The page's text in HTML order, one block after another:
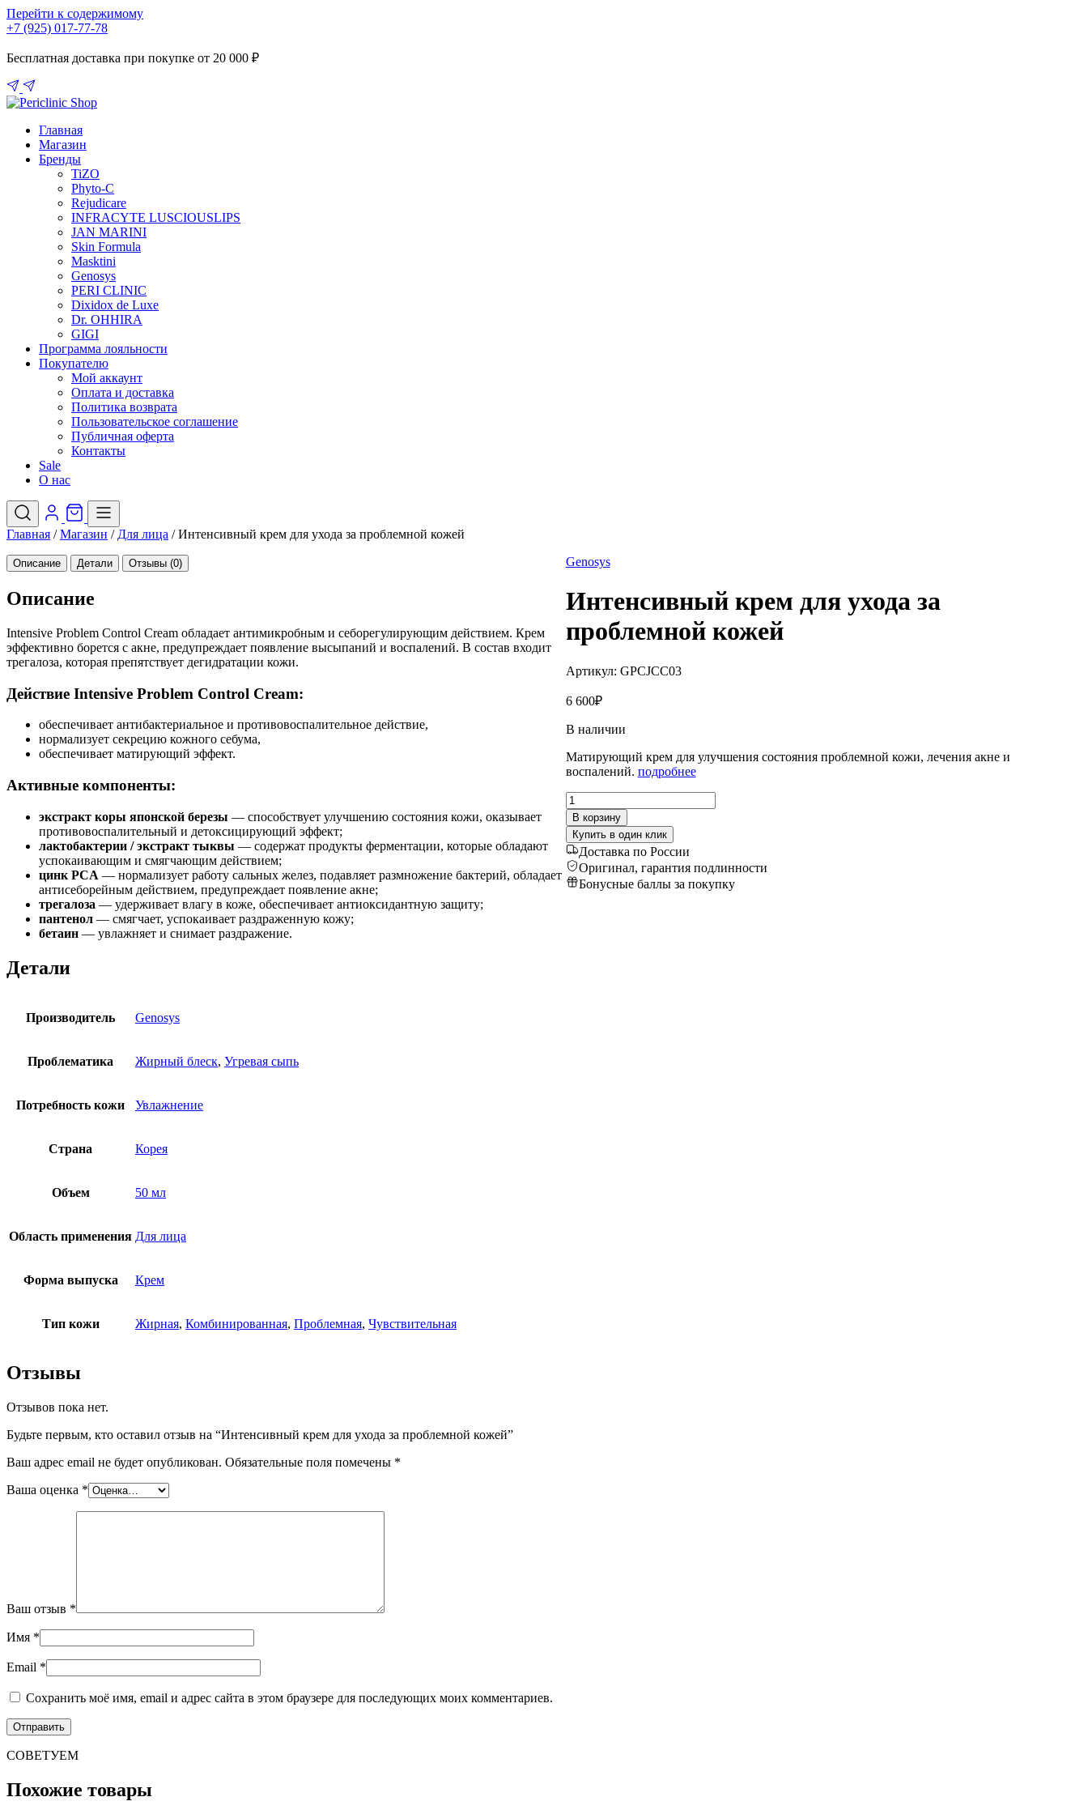
Перейти к содержимому
+7 (925) 017-77-78
Бесплатная доставка при покупке от 20 000 ₽
Главная
Магазин
Бренды
TiZO
Phyto-C
Rejudicare
INFRACYTE LUSCIOUSLIPS
JAN MARINI
Skin Formula
Masktini
Genosys
PERI CLINIC
Dixidox de Luxe
Dr. OHHIRA
GIGI
Программа лояльности
Покупателю
Мой аккаунт
Оплата и доставка
Политика возврата
Пользовательское соглашение
Публичная оферта
Контакты
Sale
О нас
Главная / Магазин / Для лица /Интенсивный крем для ухода за проблемной кожей
Genosys
Интенсивный крем для ухода за
проблемной кожей
Артикул: GPCJCC03
6 600₽
В наличии
Матирующий крем для улучшения состояния проблемной кожи, лечения акне и
воспалений. подробнее
Количество
товара
Интенсивный
крем
для
ухода
за
В корзину
Купить в один клик
Доставка по России
Оригинал, гарантия подлинности
Бонусные баллы за покупку
Описание Детали Отзывы (0)
Описание
Intensive Problem Control Cream обладает антимикробным и себорегулирующим действием. Крем
эффективно борется с акне, предупреждает появление высыпаний и воспалений. В состав входит
трегалоза, которая препятствует дегидратации кожи.
Действие Intensive Problem Control Cream:
обеспечивает антибактериальное и противовоспалительное действие,
нормализует секрецию кожного себума,
обеспечивает матирующий эффект.
Активные компоненты:
экстракт коры японской березы — способствует улучшению состояния кожи, оказывает
противовоспалительный и детоксицирующий эффект;
лактобактерии / экстракт тыквы — содержат продукты ферментации, которые обладают
успокаивающим и смягчающим действием;
цинк PCA — нормализует работу сальных желез, подавляет размножение бактерий, обладает
антисеборейным действием, предупреждает появление акне;
трегалоза — удерживает влагу в коже, обеспечивает антиоксидантную защиту;
пантенол — смягчает, успокаивает раздраженную кожу;
бетаин — увлажняет и снимает раздражение.
Детали
Производитель Genosys
Проблематика Жирный блеск, Угревая сыпь
Потребность кожи Увлажнение
Страна Корея
Объем 50 мл
Область применения Для лица
Форма выпуска Крем
Тип кожи Жирная, Комбинированная, Проблемная, Чувствительная
Отзывы
Отзывов пока нет.
Будьте первым, кто оставил отзыв на “Интенсивный крем для ухода за проблемной кожей”
Ваш адрес email не будет опубликован. Обязательные поля помечены *
Ваша оценка *
Ваш отзыв *
Имя *
Email *
Сохранить моё имя, email и адрес сайта в этом браузере для последующих моих комментариев.
СОВЕТУЕМ
Похожие товары